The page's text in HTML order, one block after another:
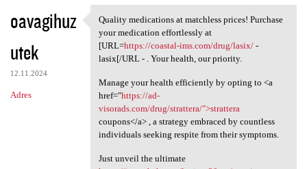
oavagihuz
utek
12.11.2024
Adres
Quality medications at
Quality medications at matchless prices! Purchase
your medication effortlessly at
[URL=https://coastal-ims.com/drug/lasix/-
lasix[/URL - . Your health, our priority.
Manage your health efficiently by opting to <a
href="https://ad-
visorads.com/drug/strattera/">strattera
coupons</a> , a strategy embraced by countless
individuals seeking respite from their symptoms.
Just unveil the ultimate